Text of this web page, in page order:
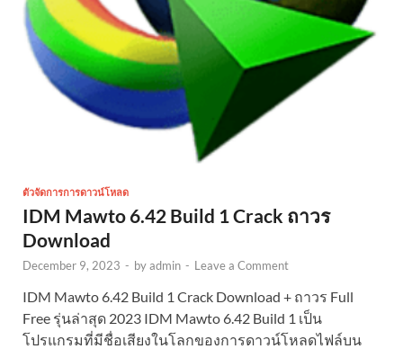
ตัวจัดการการดาวน์โหลด
IDM Mawto 6.42 Build 1 Crack ถาวร
Download
December 9, 2023 - byadmin - Leave a Comment
IDM Mawto 6.42 Build 1 Crack Download + ถาวร Full
Free รุ่นล่าสุด 2023 IDM Mawto 6.42 Build 1 เป็น
โปรแกรมที่มีชื่อเสียงในโลกของการดาวน์โหลดไฟล์บน